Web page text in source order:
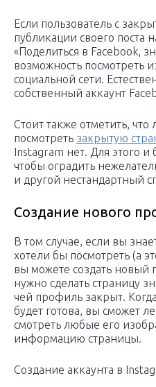
Если пользователь с
публикации своего поста
«Поделиться в Facebook,
возможность посмотреть
социальной сети.
собственный аккаунт
Стоит также отметить, что
посмотреть закрытую
Instagram нет. Для этого
чтобы оградить
и другой нестандартный
Создание нового
В том случае, если вы
хотели бы посмотреть (а
вы можете создать новый
нужно сделать страницу
чей профиль закрыт.
будет готова, вы сможет
смотреть любые его
информацию страницы.
Создание аккаунта в